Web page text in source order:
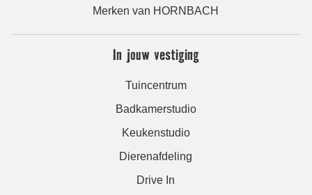
Merken van HORNBACH
In jouw vestiging
Tuincentrum
Badkamerstudio
Keukenstudio
Dierenafdeling
Drive In